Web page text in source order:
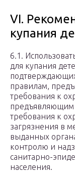
VI.
купания
6.1.
для купания
правилам,
требования к
предъявляющим
требования к
загрязнения в
выданных
контролю и
санитарно-
населения.